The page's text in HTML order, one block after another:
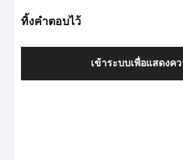
ทิ้งคำตอบไว้
เข้าระบบเพื่อแสดงค